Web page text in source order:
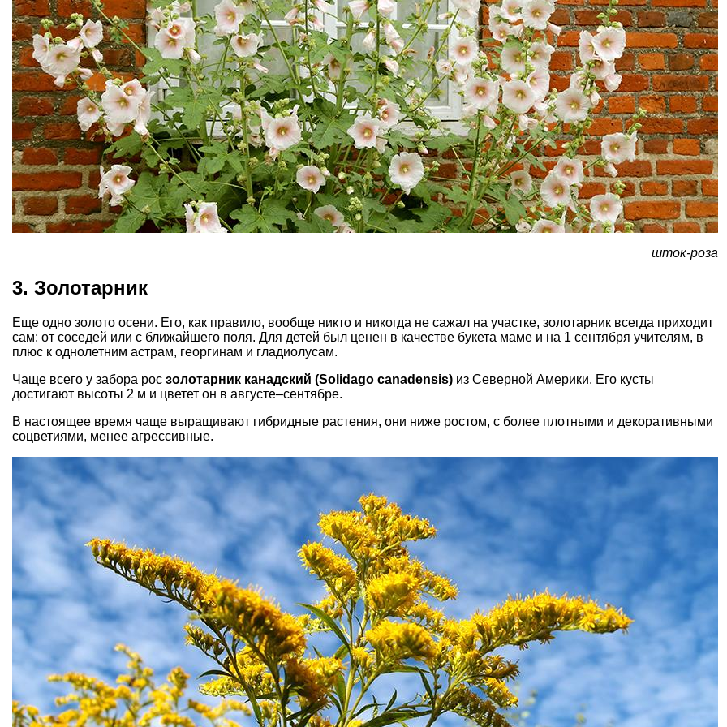
шток-роза
3. Золотарник
Еще одно золото осени. Его, как правило, вообще никто и никогда не сажал на участке, золотарник всегда приходит
сам: от соседей или с ближайшего поля. Для детей был ценен в качестве букета маме и на 1 сентября учителям, в
плюс к однолетним астрам, георгинам и гладиолусам.
Чаще всего у забора рос золотарник канадский (Solidago canadensis) из Северной Америки. Его кусты
достигают высоты 2 м и цветет он в августе–сентябре.
В настоящее время чаще выращивают гибридные растения, они ниже ростом, с более плотными и декоративными
соцветиями, менее агрессивные.